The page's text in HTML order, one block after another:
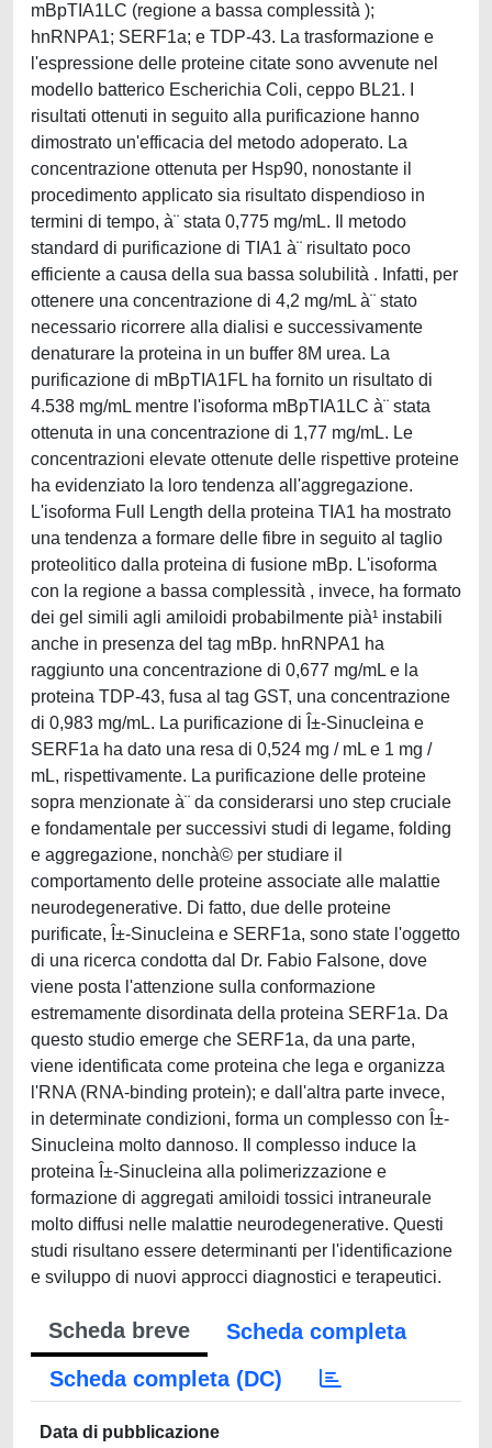
mBpTIA1LC (regione a bassa complessità );
hnRNPA1; SERF1a; e TDP-43. La trasformazione e
l'espressione delle proteine citate sono avvenute nel
modello batterico Escherichia Coli, ceppo BL21. I
risultati ottenuti in seguito alla purificazione hanno
dimostrato un'efficacia del metodo adoperato. La
concentrazione ottenuta per Hsp90, nonostante il
procedimento applicato sia risultato dispendioso in
termini di tempo, à¨ stata 0,775 mg/mL. Il metodo
standard di purificazione di TIA1 à¨ risultato poco
efficiente a causa della sua bassa solubilità . Infatti, per
ottenere una concentrazione di 4,2 mg/mL à¨ stato
necessario ricorrere alla dialisi e successivamente
denaturare la proteina in un buffer 8M urea. La
purificazione di mBpTIA1FL ha fornito un risultato di
4.538 mg/mL mentre l'isoforma mBpTIA1LC à¨ stata
ottenuta in una concentrazione di 1,77 mg/mL. Le
concentrazioni elevate ottenute delle rispettive proteine
ha evidenziato la loro tendenza all'aggregazione.
L'isoforma Full Length della proteina TIA1 ha mostrato
una tendenza a formare delle fibre in seguito al taglio
proteolitico dalla proteina di fusione mBp. L'isoforma
con la regione a bassa complessità , invece, ha formato
dei gel simili agli amiloidi probabilmente pià¹ instabili
anche in presenza del tag mBp. hnRNPA1 ha
raggiunto una concentrazione di 0,677 mg/mL e la
proteina TDP-43, fusa al tag GST, una concentrazione
di 0,983 mg/mL. La purificazione di Î±-Sinucleina e
SERF1a ha dato una resa di 0,524 mg / mL e 1 mg /
mL, rispettivamente. La purificazione delle proteine
sopra menzionate à¨ da considerarsi uno step cruciale
e fondamentale per successivi studi di legame, folding
e aggregazione, nonchà© per studiare il
comportamento delle proteine associate alle malattie
neurodegenerative. Di fatto, due delle proteine
purificate, Î±-Sinucleina e SERF1a, sono state l'oggetto
di una ricerca condotta dal Dr. Fabio Falsone, dove
viene posta l'attenzione sulla conformazione
estremamente disordinata della proteina SERF1a. Da
questo studio emerge che SERF1a, da una parte,
viene identificata come proteina che lega e organizza
l'RNA (RNA-binding protein); e dall'altra parte invece,
in determinate condizioni, forma un complesso con Î±-
Sinucleina molto dannoso. Il complesso induce la
proteina Î±-Sinucleina alla polimerizzazione e
formazione di aggregati amiloidi tossici intraneurale
molto diffusi nelle malattie neurodegenerative. Questi
studi risultano essere determinanti per l'identificazione
e sviluppo di nuovi approcci diagnostici e terapeutici.
Scheda breve
Scheda completa
Scheda completa (DC)
Data di pubblicazione